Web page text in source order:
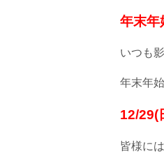
年末年
いつも
年末年
12/29(
皆様に